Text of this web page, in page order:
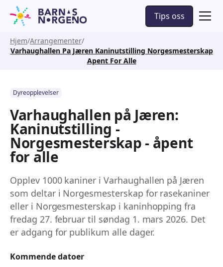
Tips oss
Hjem Arrangementer
Varhaughallen Pa Jæren Kaninutstilling Norgesmesterskap
Apent For Alle
Dyreopplevelser
Varhaughallen på Jæren:
Kaninutstilling -
Norgesmesterskap - åpent
for alle
Opplev 1000 kaniner i Varhaughallen på Jæren
som deltar i Norgesmesterskap for rasekaniner
eller i Norgesmesterskap i kaninhopping fra
fredag 27. februar til søndag 1. mars 2026. Det
er adgang for publikum alle dager.
Kommende datoer